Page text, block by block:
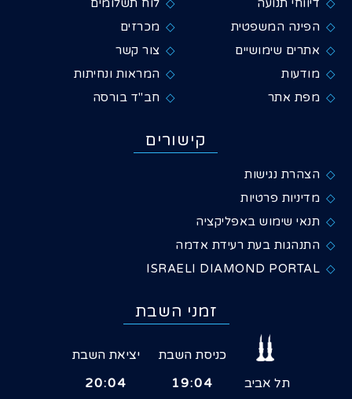
דיווחי תנועה
לוח תשלומים
הפינה המשפטית
מכרזים
אתרים שימושיים
צור קשר
מודעות
המראות ונחיתות
מפת אתר
חב"ד בורסה
קישורים
הצהרת נגישות
מדיניות פרטיות
תנאי שימוש באפליקציה
התנהגות בעת רעידת אדמה
ISRAELI DIAMOND PORTAL
זמני השבת
כניסת השבת
יציאת השבת
תל אביב
19:04
20:04